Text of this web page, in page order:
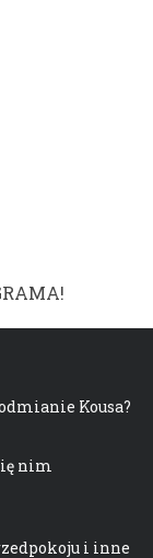
Kousa?
nim
i inne